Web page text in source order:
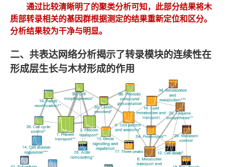
通过比较清晰明了的聚类分析可知，此部分结果将木
质部转录相关的基因群根据测定的结果重新定位和区分。
分析结果较为干净与明显。
二、共表达网络分析揭示了转录模块的连续性在
形成层生长与木材形成的作用